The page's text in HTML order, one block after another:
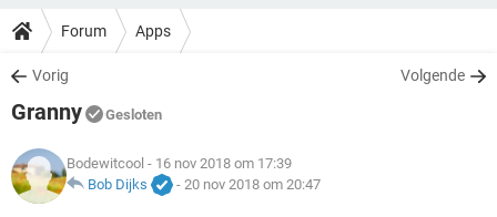
INSTAGRAM
NETFLIX
GRATIS
TIKTOK
HOW-TO
VIDEOBELLEN
GRATIS SNAPCHAT
TIKTOK
DOWNLOADS
VIDEOBELLEN
INSTAGRAM
NETFLIX CORONAVIRUS
VIDEOBELLEN GAMES
INSTAGRAM
ARTIKELEN
Forum Apps
Vorig Volgende
Granny Gesloten
Bodewitcool - 16 nov 2018 om 17:39
Bob Dijks
- 20 nov 2018 om 20:47